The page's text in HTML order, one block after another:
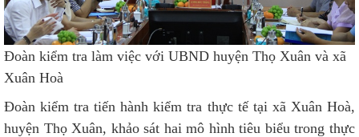
Đoàn kiểm tra làm việc với UBND huyện Thọ Xuân và xã
Xuân Hoà
Đoàn kiểm tra tiến hành kiểm tra thực tế tại xã Xuân Hoà,
huyện Thọ Xuân, khảo sát hai mô hình tiêu biểu trong thực